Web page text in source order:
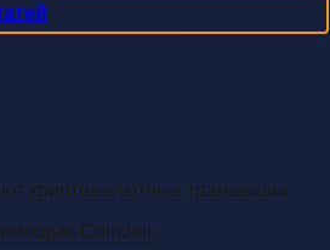
криптовалютные транзакции
CoinJoin